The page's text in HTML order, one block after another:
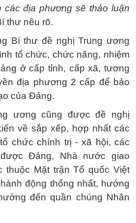
các địa phương sẽ thảo luận
thư nêu rõ.
Bí thư đề nghị Trung ương
tổ chức, chức năng, nhiệm
ở cấp tỉnh, cấp xã, tương
địa phương 2 cấp để bảo
của Đảng.
ương cũng được đề nghị
về sắp xếp, hợp nhất các
chức chính trị - xã hội, các
Đảng, Nhà nước giao
thuộc Mặt trận Tổ quốc Việt
động thống nhất, hướng
đến quần chúng Nhân